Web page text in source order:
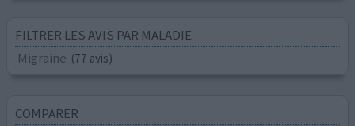
FILTRER LES AVIS PAR MALADIE
Migraine (77 avis)
COMPARER